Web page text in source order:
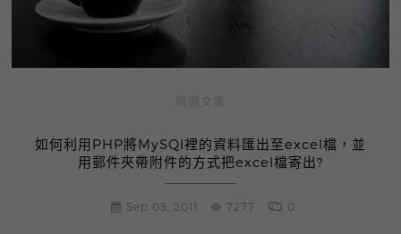
如何利用PHP將MySQl裡的資料匯出至excel檔，並
用郵件夾帶附件的方式把excel檔寄出?
Sep 05, 2011 7277 0